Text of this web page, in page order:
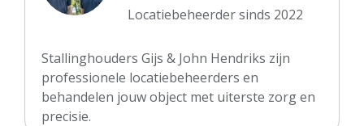
Locatiebeheerder sinds 2022
Stallinghouders Gijs & John Hendriks zijn
professionele locatiebeheerders en
behandelen jouw object met uiterste zorg en
precisie.